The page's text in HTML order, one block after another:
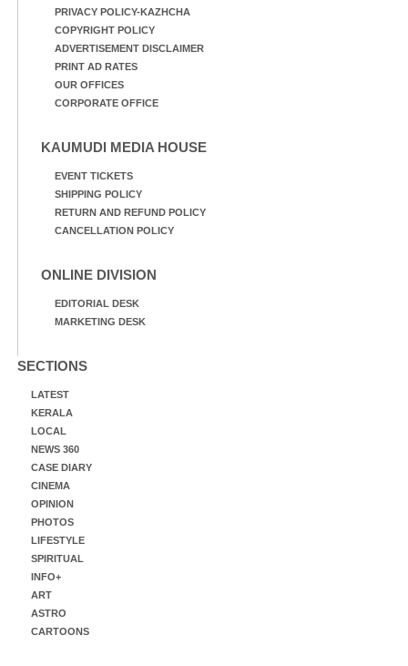
PRIVACY POLICY-KAZHCHA
COPYRIGHT POLICY
ADVERTISEMENT DISCLAIMER
PRINT AD RATES
OUR OFFICES
CORPORATE OFFICE
KAUMUDI MEDIA HOUSE
EVENT TICKETS
SHIPPING POLICY
RETURN AND REFUND POLICY
CANCELLATION POLICY
ONLINE DIVISION
EDITORIAL DESK
MARKETING DESK
SECTIONS
LATEST
KERALA
LOCAL
NEWS 360
CASE DIARY
CINEMA
OPINION
PHOTOS
LIFESTYLE
SPIRITUAL
INFO+
ART
ASTRO
CARTOONS